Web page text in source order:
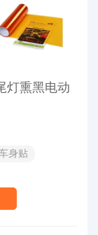
灯熏黑电动
身贴